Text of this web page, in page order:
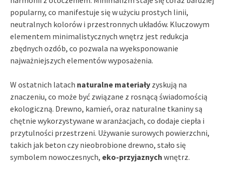
popularny, co manifestuje się w użyciu prostych linii,
neutralnych kolorów i przestronnych układów. Kluczowym
elementem minimalistycznych wnętrz jest redukcja
zbędnych ozdób, co pozwala na wyeksponowanie
najważniejszych elementów wyposażenia.
W ostatnich latach naturalne materiały zyskują na
znaczeniu, co może być związane z rosnącą świadomością
ekologiczną. Drewno, kamień, oraz naturalne tkaniny są
chętnie wykorzystywane w aranżacjach, co dodaje ciepła i
przytulności przestrzeni. Używanie surowych powierzchni,
takich jak beton czy nieobrobione drewno, stało się
symbolem nowoczesnych, eko-przyjaznych wnętrz.